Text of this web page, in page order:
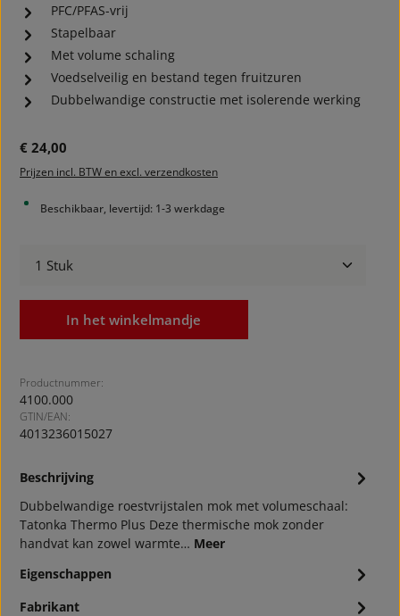
PFC/PFAS-vrij
Stapelbaar
Met volume schaling
Voedselveilig en bestand tegen fruitzuren
Dubbelwandige constructie met isolerende werking
Normale prijs:
€ 24,00
Prijzen incl. BTW en excl. verzendkosten
Beschikbaar, levertijd: 1-3 werkdage
Producthoeveelheid: Voer de gewenste
In het winkelmandje
Productnummer:
4100.000
GTIN/EAN:
4013236015027
Beschrijving
Dubbelwandige roestvrijstalen mok met volumeschaal:
Tatonka Thermo Plus Deze thermische mok zonder
handvat kan zowel warmte… Meer
Eigenschappen
Fabrikant